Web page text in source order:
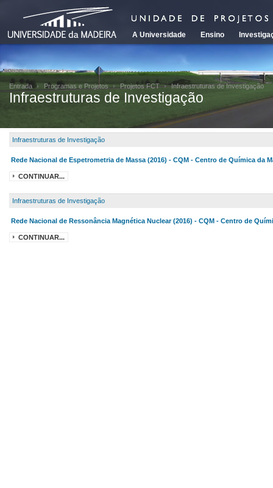
A Universidade Ensino
Entrada Programas e Projetos Projetos FCT Infraestruturas de Investigação
Infraestruturas de Investigação
Infraestruturas de Investigação
Rede Nacional de Espetrometria de Massa (2016) - CQM - Centro de Química da
CONTINUAR...
Infraestruturas de Investigação
Rede Nacional de Ressonância Magnética Nuclear (2016) - CQM - Centro de
CONTINUAR...